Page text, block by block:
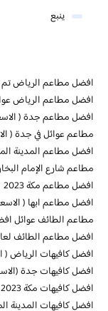
ينبع
افضل مطاعم الرياض تم
افضل مطاعم الرياض
افضل مطاعم جدة (
مطاعم عوائل في جدة (
افضل مطاعم المدينة
مطاعم شارع الإمام البخاري
افضل مطاعم مكة 2023
افضل مطاعم ابها (
مطاعم الطائف عوائل افضل 10
افضل مطاعم الطائف لعام
افضل كافيهات الرياض (
افضل كافيهات جدة
افضل كافيهات مكة 2023
افضل كافيهات المدينة